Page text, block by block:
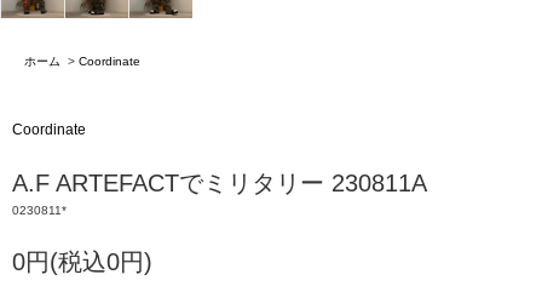
ホーム > Coordinate
Coordinate
A.F ARTEFACTでミリタリー 230811A
0230811*
0円(税込0円)